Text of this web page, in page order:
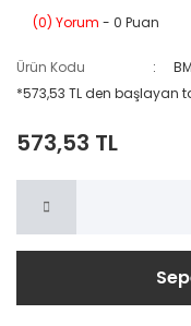
(0) Yorum - 0 Puan
Ürün Kodu
*573,53 TL den başlayan
573,53 TL